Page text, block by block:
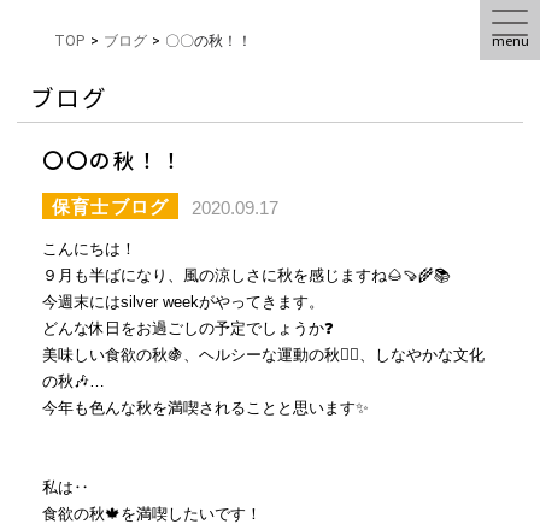
menu
TOP > ブログ > 〇〇の秋！！
ブログ
〇〇の秋！！
保育士ブログ 2020.09.17
こんにちは！
９月も半ばになり、風の涼しさに秋を感じますね🌰🍠🌾📚
今週末にはsilver weekがやってきます。
どんな休日をお過ごしの予定でしょうか❓
美味しい食欲の秋🍇、ヘルシーな運動の秋🏃‍♀️、しなやかな文化
の秋🎶…
今年も色んな秋を満喫されることと思います✨
私は‥
食欲の秋🍁を満喫したいです！